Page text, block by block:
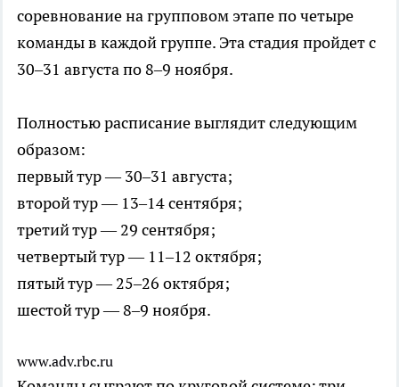
соревнование на групповом этапе по четыре
команды в каждой группе. Эта стадия пройдет с
30–31 августа по 8–9 ноября.
Полностью расписание выглядит следующим
образом:
первый тур — 30–31 августа;
второй тур — 13–14 сентября;
третий тур — 29 сентября;
четвертый тур — 11–12 октября;
пятый тур — 25–26 октября;
шестой тур — 8–9 ноября.
www.adv.rbc.ru